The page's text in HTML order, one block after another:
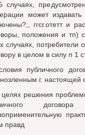
случаях,
может
ггсг.отетт и
положения и тп)
случаях,
в целом в силу п 1
публичного
г. настоящей
решения
правд